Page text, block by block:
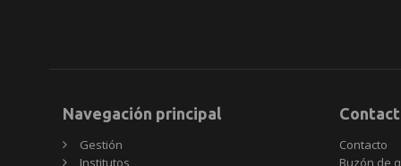
Navegación principal
Gestión
Institutos
Contacto
Buzón de